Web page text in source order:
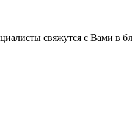
свяжутся с Вами в